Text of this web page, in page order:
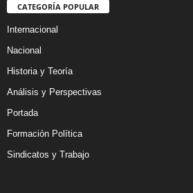
CATEGORÍA POPULAR
Internacional
Nacional
Historia y Teoría
Análisis y Perspectivas
Portada
Formación Política
Sindicatos y Trabajo